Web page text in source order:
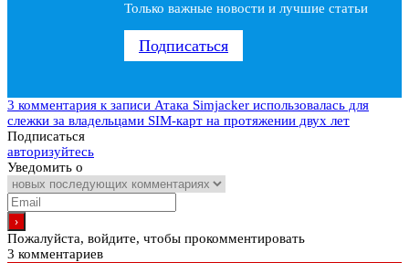
Только важные новости и лучшие статьи
Подписаться
3 комментария к записи Атака Simjacker использовалась для
слежки за владельцами SIM-карт на протяжении двух лет
Подписаться
авторизуйтесь
Уведомить о
Пожалуйста, войдите, чтобы прокомментировать
3 комментариев